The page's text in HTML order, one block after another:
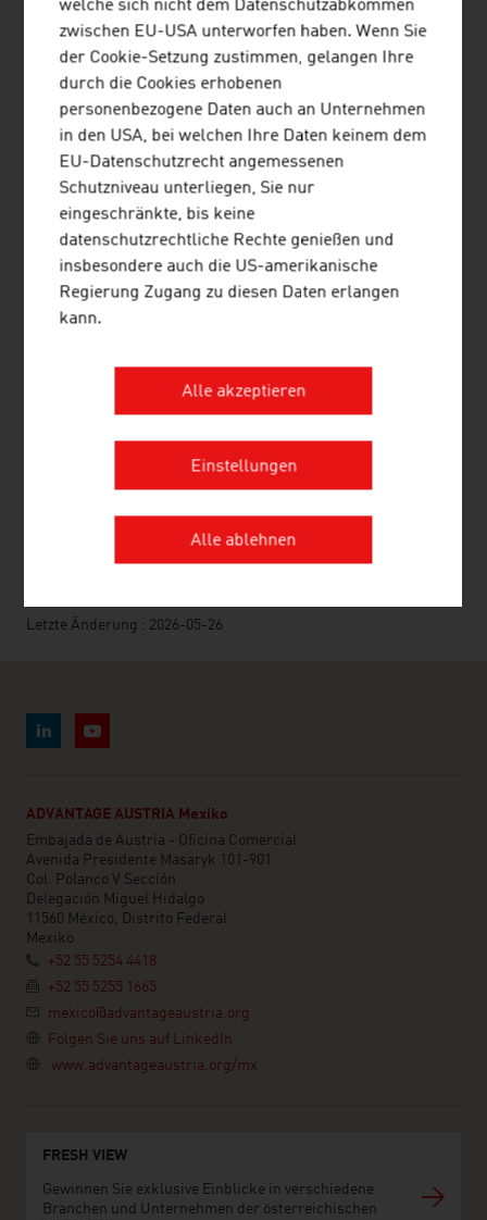
Quelle: Verband der österreichischen Musikwirtschaft –
IFPI Austria, Österreichischer Musikmarkt 2025
Lizenzeinnahmen
Insgesamt:
270,4
Mio.
100 %
listen
links
LINKS
Verband der österreichischen
Musikwirtschaft – IFPI Austria
SEITE EMPFEHLEN
Letzte Änderung : 2026-05-26
ADVANTAGE AUSTRIA Mexiko
Embajada de Austria - Oficina Comercial
Avenida Presidente Masaryk 101-901
Col. Polanco V Sección
Delegación Miguel Hidalgo
11560 México, Distrito Federal
Mexiko
+52 55 5254 4418
+52 55 5255 1665
mexico@advantageaustria.org
Folgen Sie uns auf LinkedIn
www.advantageaustria.org/mx
FRESH VIEW
Gewinnen Sie exklusive Einblicke in verschiedene
Branchen und Unternehmen der österreichischen
welche sich nicht dem Datenschutzabkommen
zwischen EU-USA unterworfen haben. Wenn Sie
der Cookie-Setzung zustimmen, gelangen Ihre
durch die Cookies erhobenen
personenbezogene Daten auch an Unternehmen
in den USA, bei welchen Ihre Daten keinem dem
EU-Datenschutzrecht angemessenen
Schutzniveau unterliegen, Sie nur
eingeschränkte, bis keine
datenschutzrechtliche Rechte genießen und
insbesondere auch die US-amerikanische
Regierung Zugang zu diesen Daten erlangen
kann.
Alle akzeptieren
Einstellungen
Alle ablehnen